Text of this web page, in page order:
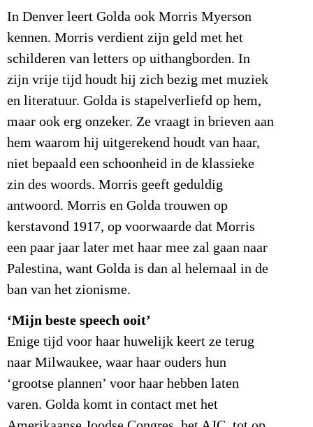
In Denver leert Golda ook Morris Myerson
kennen. Morris verdient zijn geld met het
schilderen van letters op uithangborden. In
zijn vrije tijd houdt hij zich bezig met muziek
en literatuur. Golda is stapelverliefd op hem,
maar ook erg onzeker. Ze vraagt in brieven aan
hem waarom hij uitgerekend houdt van haar,
niet bepaald een schoonheid in de klassieke
zin des woords. Morris geeft geduldig
antwoord. Morris en Golda trouwen op
kerstavond 1917, op voorwaarde dat Morris
een paar jaar later met haar mee zal gaan naar
Palestina, want Golda is dan al helemaal in de
ban van het zionisme.
‘Mijn beste speech ooit’
Enige tijd voor haar huwelijk keert ze terug
naar Milwaukee, waar haar ouders hun
‘grootse plannen’ voor haar hebben laten
varen. Golda komt in contact met het